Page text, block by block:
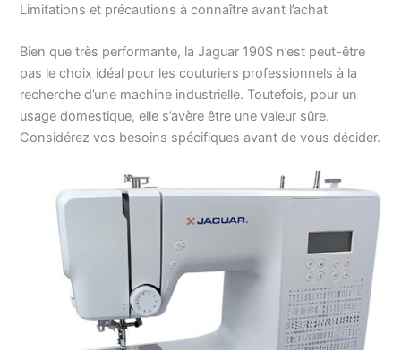
Limitations et précautions à connaître avant l’achat
Bien que très performante, la Jaguar 190S n’est peut-être
pas le choix idéal pour les couturiers professionnels à la
recherche d’une machine industrielle. Toutefois, pour un
usage domestique, elle s’avère être une valeur sûre.
Considérez vos besoins spécifiques avant de vous décider.